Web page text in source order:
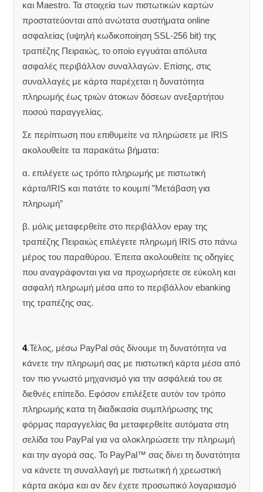
και Maestro. Τα στοιχεία των πιστωτικών καρτών
προστατεύονται από ανώτατα συστήματα online
ασφαλείας (υψηλή κωδικοποίηση SSL-256 bit) της
τραπέζης Πειραιώς, το οποίο εγγυάται απόλυτα
ασφαλές περιβάλλον συναλλαγών. Επίσης, στις
συναλλαγές με κάρτα παρέχεται η δυνατότητα
πληρωμής έως τριών άτοκων δόσεων ανεξαρτήτου
ποσού παραγγελίας.
Σε περίπτωση που επιθυμείτε να πληρώσετε με IRIS
ακολουθείτε τα παρακάτω βήματα:
α. επιλέγετε ως τρόπο πληρωμής με πιστωτική
κάρτα/IRIS και πατάτε το κουμπί ”Μετάβαση για
πληρωμή”
β. μόλις μεταφερθείτε στο περιβάλλον epay της
τραπέζης Πειραιώς επιλέγετε πληρωμή IRIS στο πάνω
μέρος του παραθύρου. Έπειτα ακολουθείτε τις οδηγίες
που αναγράφονται για να προχωρήσετε σε εύκολη και
ασφαλή πληρωμή μέσα απο το περιβάλλον ebanking
της τραπέζης σας.
4.Τέλος, μέσω PayPal σάς δίνουμε τη δυνατότητα να
κάνετε την πληρωμή σας με πιστωτική κάρτα μέσα από
τον πιο γνωστό μηχανισμό για την ασφάλειά του σε
διεθνές επίπεδο. Εφόσον επιλέξετε αυτόν τον τρόπο
πληρωμής κατα τη διαδικασία συμπλήρωσης της
φόρμας παραγγελίας θα μεταφερθείτε αυτόματα στη
σελίδα του PayPal για να ολοκληρώσετε την πληρωμή
και την αγορά σας. Το PayPal™ σας δίνει τη δυνατότητα
να κάνετε τη συναλλαγή με πιστωτική ή χρεωστική
κάρτα ακόμα και αν δεν έχετε προσωπικό λογαριασμό